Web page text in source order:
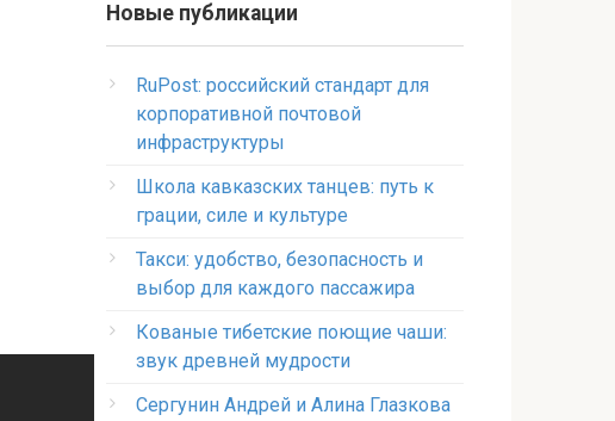
Новые публикации
RuPost: российский стандарт для
корпоративной почтовой
инфраструктуры
Школа кавказских танцев: путь к
грации, силе и культуре
Такси: удобство, безопасность и
выбор для каждого пассажира
Кованые тибетские поющие чаши:
звук древней мудрости
Сергунин Андрей и Алина Глазкова